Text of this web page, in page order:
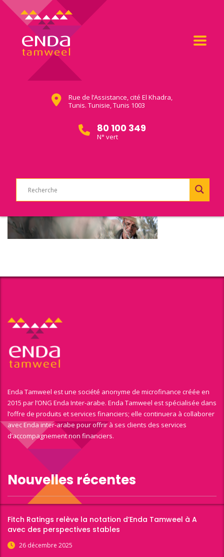
Rue de l’Assistance, cité El Khadra,
Tunis. Tunisie, Tunis 1003
80 100 349
N° vert
Enda Tamweel est une société anonyme de microfinance créée en
2015 par l’ONG Enda Inter-arabe. Enda Tamweel est spécialisée dans
l’offre de produits et services financiers; elle continuera à collaborer
avec Enda inter-arabe pour offrir à ses clients des services
d’accompagnement non financiers.
Nouvelles récentes
Fitch Ratings relève la notation d’Enda Tamweel à A
avec des perspectives stables
26 décembre 2025